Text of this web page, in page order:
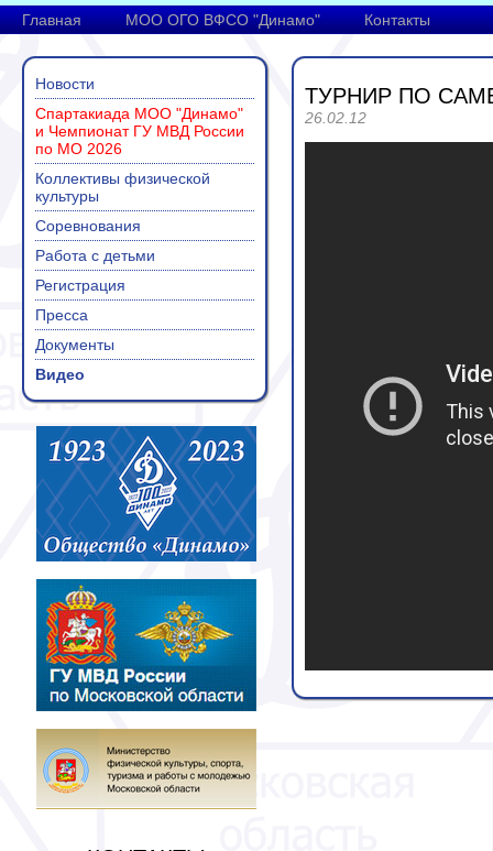
Главная МОО ОГО ВФСО "Динамо" Контакты
Новости
Спартакиада МОО "Динамо"
и Чемпионат ГУ МВД России
по МО 2026
Коллективы физической
культуры
Соревнования
Работа с детьми
Регистрация
Пресса
Документы
Видео
ТУРНИР ПО
26.02.12